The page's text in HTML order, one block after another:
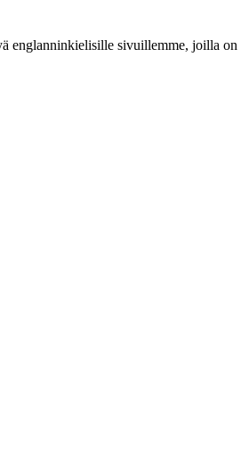
englanninkielisille sivuillemme, joilla on